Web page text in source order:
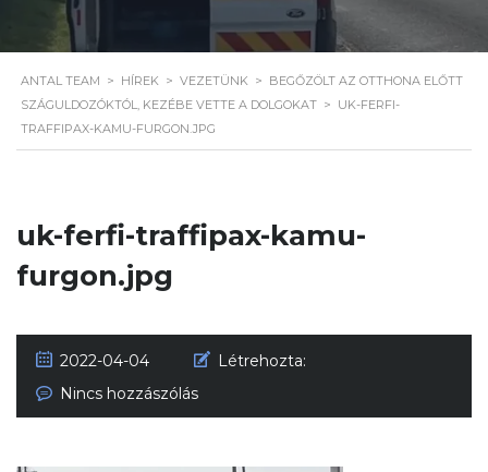
ANTAL TEAM > HÍREK > VEZETÜNK > BEGŐZÖLT AZ OTTHONA ELŐTT
SZÁGULDOZÓKTÓL, KEZÉBE VETTE A DOLGOKAT > UK-FERFI-
TRAFFIPAX-KAMU-FURGON.JPG
uk-ferfi-traffipax-kamu-
furgon.jpg
2022-04-04
Létrehozta:
Nincs hozzászólás